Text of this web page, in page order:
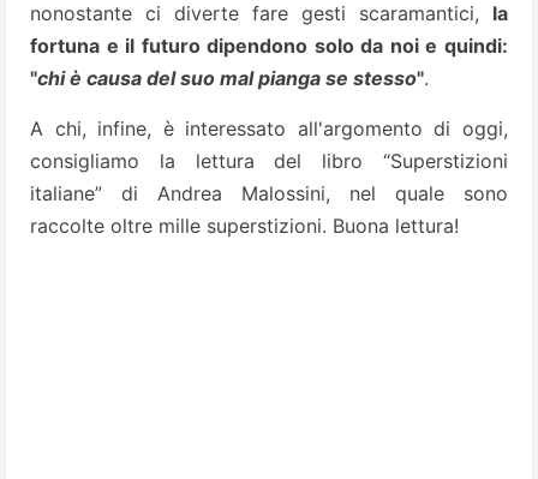
nonostante ci diverte fare gesti scaramantici, la
fortuna e il futuro dipendono solo da noi e quindi:
"chi è causa del suo mal pianga se stesso".
A chi, infine, è interessato all'argomento di oggi,
consigliamo la lettura del libro “Superstizioni
italiane” di Andrea Malossini, nel quale sono
raccolte oltre mille superstizioni. Buona lettura!